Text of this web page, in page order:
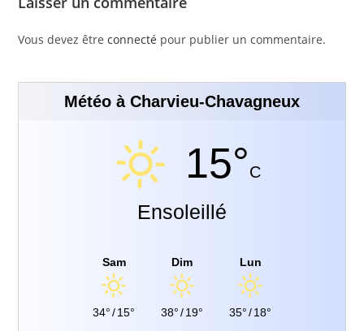
Vous devez êtreconnecté pour publier un commentaire.
Météo à Charvieu-Chavagneux
15°C
Ensoleillé
Sam
34°/15°
Dim
38°/19°
Lun
35°/18°